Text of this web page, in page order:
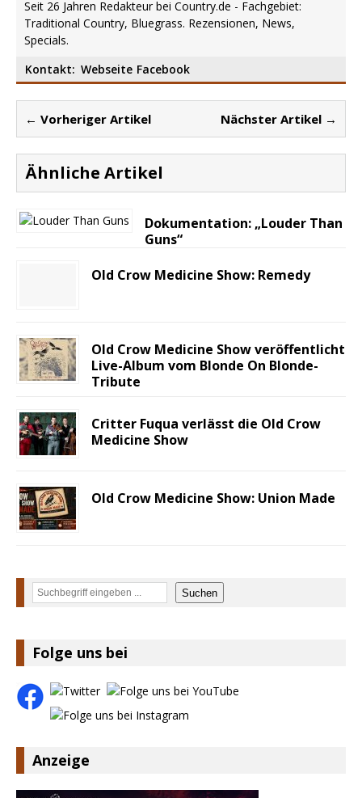
Seit 26 Jahren Redakteur bei Country.de - Fachgebiet:
Traditional Country, Bluegrass. Rezensionen, News,
Specials.
Kontakt: Webseite Facebook
← Vorheriger Artikel Nächster Artikel →
Ähnliche Artikel
Dokumentation: „Louder Than
Guns“
Old Crow Medicine Show: Remedy
Old Crow Medicine Show veröffentlicht
Live-Album vom Blonde On Blonde-
Tribute
Critter Fuqua verlässt die Old Crow
Medicine Show
Old Crow Medicine Show: Union Made
Suchen Suchen
Folge uns bei
Anzeige